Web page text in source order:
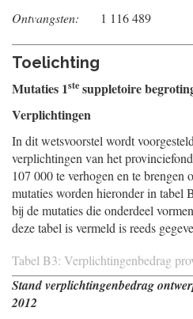
Ontvangsten: 1 116 489
Toelichting
Mutaties 1ste suppletoire
Verplichtingen
In dit wetsvoorstel wordt
verplichtingen van het
107 000 te verhogen en te
mutaties worden hieronder in tabel
bij de mutaties die onderdeel
deze tabel is vermeld is reeds
Tabel B3: Verplichtingenbedrag
Stand verplichtingenbedrag
2012